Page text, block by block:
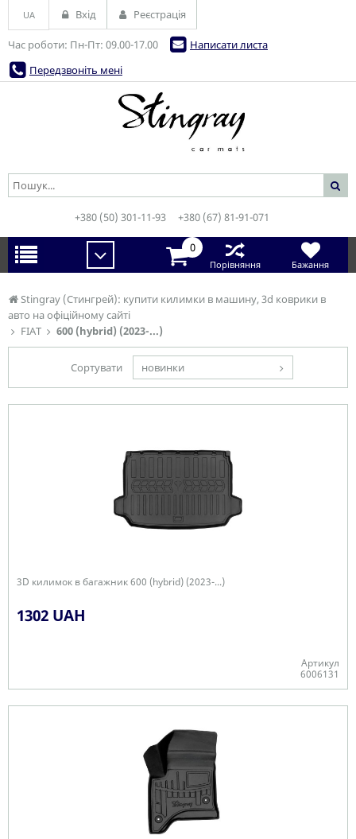
Stingray (Стингрей): купити килимки в машину, 3d коврики в
авто на офіційному сайті
FIAT
600 (hybrid) (2023-...)
Сортувати новинки
3D килимок в багажник 600 (hybrid) (2023-...)
1302 UAH
Артикул
6006131
Час роботи: Пн-Пт: 09.00-17.00
Написати листа
Передзвоніть мені
UA Вхід Реєстрація
+380 (50) 301-11-93 +380 (67) 81-91-071
0
Порівняння Бажання